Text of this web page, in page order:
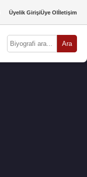
Üyelik GirişiÜye Olİletişim
Ara